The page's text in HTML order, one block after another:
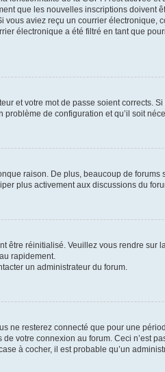
que les nouvelles inscriptions doivent
aviez reçu un courrier électronique,
électronique a été filtré en tant que
et votre mot de passe soient corrects.
de configuration et qu’il soit
raison. De plus, beaucoup de
plus activement aux discussions du
réinitialisé. Veuillez vous rendre sur
rapidement.
un administrateur du forum.
ne resterez connecté que pour une
votre connexion au forum. Ceci n’est
à cocher, il est probable qu’un